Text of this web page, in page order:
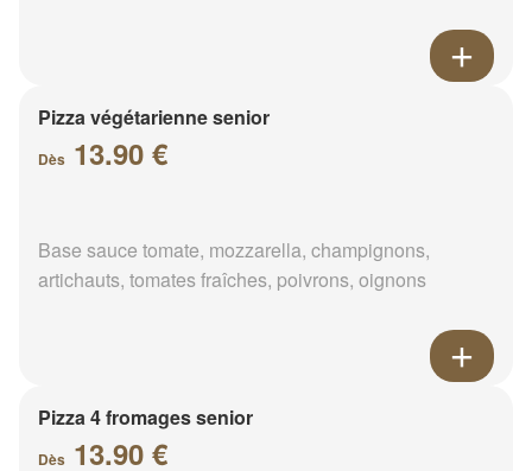
Pizza végétarienne senior
Dès 13.90 €
Base sauce tomate, mozzarella, champignons,
artichauts, tomates fraîches, poivrons, oignons
Pizza 4 fromages senior
Dès 13.90 €